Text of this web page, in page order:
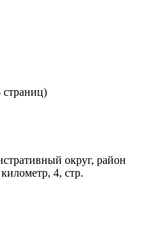
страниц)
округ, район
4, стр.